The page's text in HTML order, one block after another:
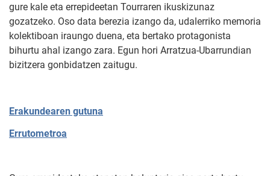
gure kale eta errepideetan Tourraren ikuskizunaz
gozatzeko. Oso data berezia izango da, udalerriko memoria
kolektiboan iraungo duena, eta bertako protagonista
bihurtu ahal izango zara. Egun hori Arratzua-Ubarrundian
bizitzera gonbidatzen zaitugu.
Erakundearen gutuna
Errutometroa